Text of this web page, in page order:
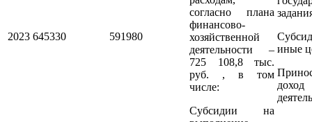
2023 645330 591980
согласно плана
финансово-
хозяйственной
деятельности –
725 108,8 тыс.
руб. , в том
числе:
Субсидии на
иные
доход